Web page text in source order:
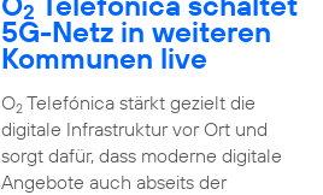
2
5G-Netz in weiteren
Kommunen live
O2Telefónica stärkt gezielt die
digitale Infrastruktur vor Ort und
sorgt dafür, dass moderne digitale
Angebote auch abseits der